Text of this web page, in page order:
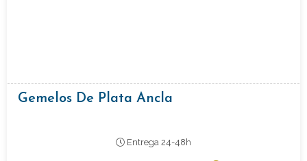
Gemelos De Plata Ancla
Entrega 24-48h